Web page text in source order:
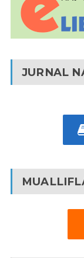
JURNAL